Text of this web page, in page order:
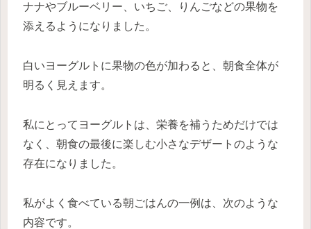
ナナやブルーベリー、いちご、りんごなどの果物を
添えるようになりました。
白いヨーグルトに果物の色が加わると、朝食全体が
明るく見えます。
私にとってヨーグルトは、栄養を補うためだけでは
なく、朝食の最後に楽しむ小さなデザートのような
存在になりました。
私がよく食べている朝ごはんの一例は、次のような
内容です。